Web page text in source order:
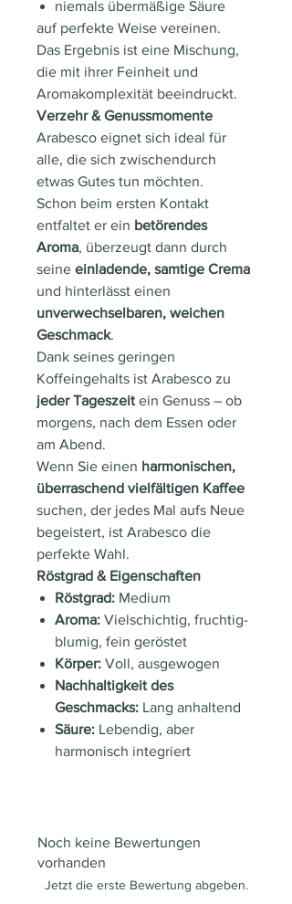
niemals übermäßige Säure
auf perfekte Weise vereinen.
Das Ergebnis ist eine Mischung,
die mit ihrer Feinheit und
Aromakomplexität beeindruckt.
Verzehr & Genussmomente
Arabesco eignet sich ideal für
alle, die sich zwischendurch
etwas Gutes tun möchten.
Schon beim ersten Kontakt
entfaltet er ein betörendes
Aroma, überzeugt dann durch
seine einladende, samtige Crema
und hinterlässt einen
unverwechselbaren, weichen
Geschmack.
Dank seines geringen
Koffeingehalts ist Arabesco zu
jeder Tageszeit ein Genuss – ob
morgens, nach dem Essen oder
am Abend.
Wenn Sie einen harmonischen,
überraschend vielfältigen Kaffee
suchen, der jedes Mal aufs Neue
begeistert, ist Arabesco die
perfekte Wahl.
Röstgrad & Eigenschaften
Röstgrad: Medium
Aroma: Vielschichtig, fruchtig-
blumig, fein geröstet
Körper: Voll, ausgewogen
Nachhaltigkeit des
Geschmacks: Lang anhaltend
Säure: Lebendig, aber
harmonisch integriert
Noch keine Bewertungen
vorhanden
Jetzt die erste Bewertung abgeben.